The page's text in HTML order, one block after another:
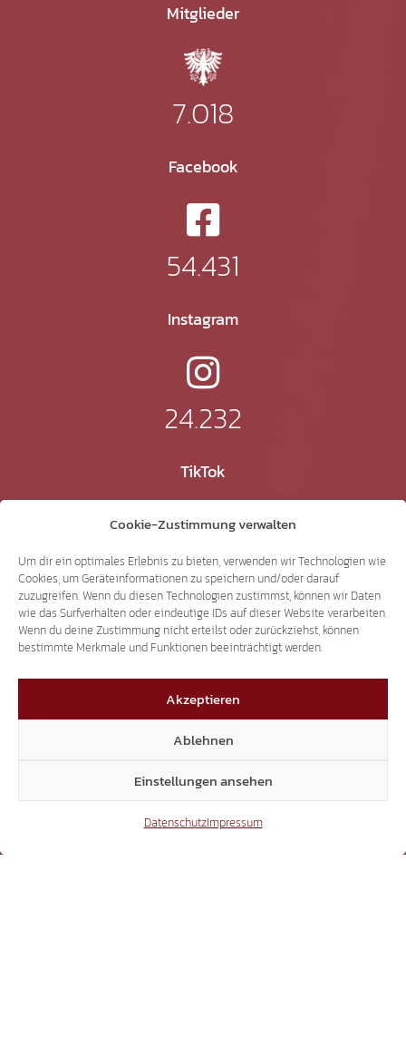
Cookie-Zustimmung verwalten
Um dir ein optimales Erlebnis zu bieten, verwenden wir Technologien wie
Cookies, um Geräteinformationen zu speichern und/oder darauf
zuzugreifen. Wenn du diesen Technologien zustimmst, können wir Daten
wie das Surfverhalten oder eindeutige IDs auf dieser Website verarbeiten.
Wenn du deine Zustimmung nicht erteilst oder zurückziehst, können
bestimmte Merkmale und Funktionen beeinträchtigt werden.
Akzeptieren
Ablehnen
Einstellungen ansehen
DatenschutzImpressum
Mitglieder
7.018
Facebook
54.431
Instagram
24.232
TikTok
41.370
X
3.507
Threads